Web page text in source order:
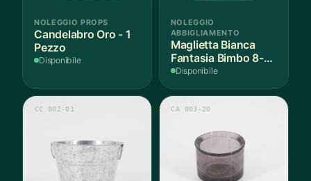
NOLEGGIO PROPS
Candelabro Oro - 1
Pezzo
Disponibile
NOLEGGIO
ABBIGLIAMENTO
Maglietta Bianca
Fantasia Bimbo 8-9
Anni Cotone - 1
Disponibile
CC 002-01 CA 003-20